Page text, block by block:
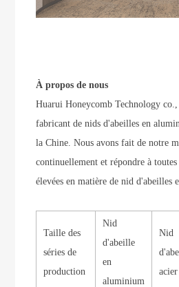
À propos de nous
Huarui Honeycomb Technology
fabricant de nids d'abeilles en
la Chine. Nous avons fait de notre
continuellement et répondre à
élevées en matière de nid d'abeilles
Taille des
séries de
production
Nid
d'abeille
en
aluminium
Nid
acier